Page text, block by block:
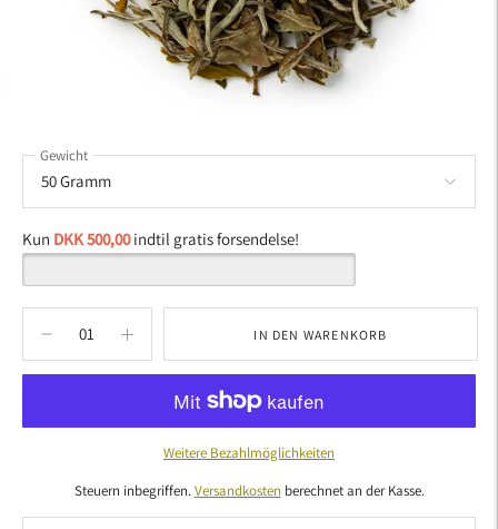
Gewicht
Kun DKK 500,00indtil gratis forsendelse!
IN DEN WARENKORB
Weitere Bezahlmöglichkeiten
Steuern inbegriffen.Versandkosten berechnet an der Kasse.